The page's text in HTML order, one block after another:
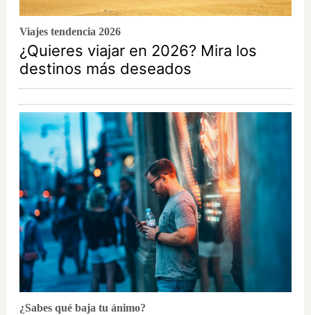
Viajes tendencia 2026
¿Quieres viajar en 2026? Mira los
destinos más deseados
¿Sabes qué baja tu ánimo?